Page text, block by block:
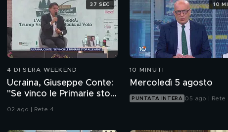
4 DI SERA WEEKEND
Ucraina, Giuseppe Conte:
"Se vinco le Primarie stop
alle armi"
02 ago | Rete 4
37 SEC
10 MINUTI
Mercoledì 5 agosto
PUNTATA INTERA 05 ago | Rete
10